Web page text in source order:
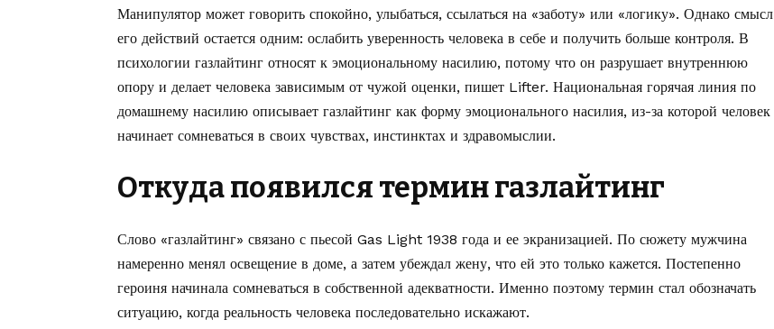
Манипулятор может говорить спокойно, улыбаться, ссылаться на «заботу» или «логику». Однако смысл
его действий остается одним: ослабить уверенность человека в себе и получить больше контроля. В
психологии газлайтинг относят к эмоциональному насилию, потому что он разрушает внутреннюю
опору и делает человека зависимым от чужой оценки, пишет Lifter. Национальная горячая линия по
домашнему насилию описывает газлайтинг как форму эмоционального насилия, из-за которой человек
начинает сомневаться в своих чувствах, инстинктах и здравомыслии.
Откуда появился термин газлайтинг
Слово «газлайтинг» связано с пьесой Gas Light 1938 года и ее экранизацией. По сюжету мужчина
намеренно менял освещение в доме, а затем убеждал жену, что ей это только кажется. Постепенно
героиня начинала сомневаться в собственной адекватности. Именно поэтому термин стал обозначать
ситуацию, когда реальность человека последовательно искажают.